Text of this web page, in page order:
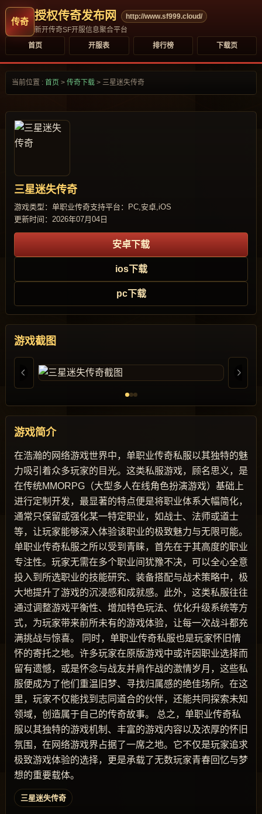
授权传奇发布网
http://www.sf999.cloud/
新开传奇SF开服信息聚合平台
首页
开服表 排行榜 下载页
当前位置 : 首页 > 传奇下载 > 三星迷失传奇
三星迷失传奇
游戏类型：单职业传奇支持平台：PC,安卓,iOS
更新时间：2026年07月04日
安卓下载
ios下载
pc下载
游戏截图
游戏简介
在浩瀚的网络游戏世界中，单职业传奇私服以其独特的魅
力吸引着众多玩家的目光。这类私服游戏，顾名思义，是
在传统MMORPG（大型多人在线角色扮演游戏）基础上
进行定制开发，最显著的特点便是将职业体系大幅简化，
通常只保留或强化某一特定职业，如战士、法师或道士
等，让玩家能够深入体验该职业的极致魅力与无限可能。
单职业传奇私服之所以受到青睐，首先在于其高度的职业
专注性。玩家无需在多个职业间犹豫不决，可以全心全意
投入到所选职业的技能研究、装备搭配与战术策略中，极
大地提升了游戏的沉浸感和成就感。此外，这类私服往往
通过调整游戏平衡性、增加特色玩法、优化升级系统等方
式，为玩家带来前所未有的游戏体验，让每一次战斗都充
满挑战与惊喜。 同时，单职业传奇私服也是玩家怀旧情
怀的寄托之地。许多玩家在原版游戏中或许因职业选择而
留有遗憾，或是怀念与战友并肩作战的激情岁月，这些私
服便成为了他们重温旧梦、寻找归属感的绝佳场所。在这
里，玩家不仅能找到志同道合的伙伴，还能共同探索未知
领域，创造属于自己的传奇故事。 总之，单职业传奇私
服以其独特的游戏机制、丰富的游戏内容以及浓厚的怀旧
氛围，在网络游戏界占据了一席之地。它不仅是玩家追求
极致游戏体验的选择，更是承载了无数玩家青春回忆与梦
想的重要载体。
三星迷失传奇